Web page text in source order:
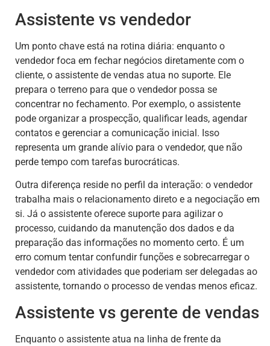
Assistente vs vendedor
Um ponto chave está na rotina diária: enquanto o
vendedor foca em fechar negócios diretamente com o
cliente, o assistente de vendas atua no suporte. Ele
prepara o terreno para que o vendedor possa se
concentrar no fechamento. Por exemplo, o assistente
pode organizar a prospecção, qualificar leads, agendar
contatos e gerenciar a comunicação inicial. Isso
representa um grande alívio para o vendedor, que não
perde tempo com tarefas burocráticas.
Outra diferença reside no perfil da interação: o vendedor
trabalha mais o relacionamento direto e a negociação em
si. Já o assistente oferece suporte para agilizar o
processo, cuidando da manutenção dos dados e da
preparação das informações no momento certo. É um
erro comum tentar confundir funções e sobrecarregar o
vendedor com atividades que poderiam ser delegadas ao
assistente, tornando o processo de vendas menos eficaz.
Assistente vs gerente de vendas
Enquanto o assistente atua na linha de frente da